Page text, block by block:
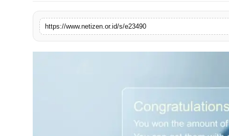
https://www.netizen.or.id/s/e23490